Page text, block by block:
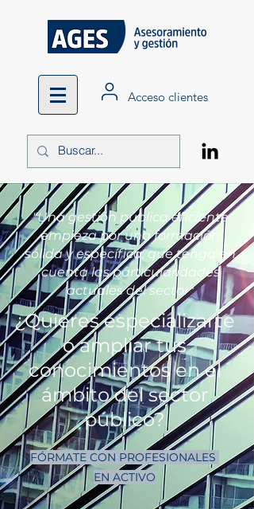
Acceso clientes
"Una gestión pública eficiente
empieza por una formación
sólida y específica, que tenga en
cuenta las particularidades
actuales del sector"
¿Quieres especializarte
o ampliar tus
conocimientos en el
ámbito del sector
público?
​FÓRMATE CON PROFESIONALES
EN ACTIVO